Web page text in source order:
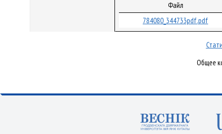
Файл
784080_344733pdf.pdf
Общее